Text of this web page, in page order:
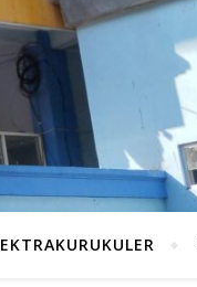
EKTRAKURUKULER